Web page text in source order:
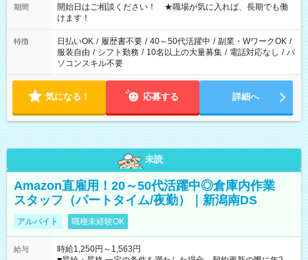
週40時間超の就業はご案内できません ※法令に基づき、週20時
間以上勤務は社会保険への加入対象となります ※労働者派遣法
（日雇い派遣の原則禁止）により、短時間・短期間の就業はご
案内が難しい場合があります
期間
開始日はご相談ください！ ★職場が気に入れば、長期でも働
けます！
特徴 日払いOK / 履歴書不要 / 40～50代活躍中 / 副業・WワークOK /
服装自由 / シフト勤務 / 10名以上の大量募集 / 電話対応なし / パ
ソコンスキル不要
気になる！ 応募する 詳細へ
未読
Amazon直雇用！20～50代活躍中◎倉庫内作業
スタッフ（パートタイム/夜勤）｜新潟南DS
アルバイト 職種未経験OK
給与
時給1,250円～1,563円